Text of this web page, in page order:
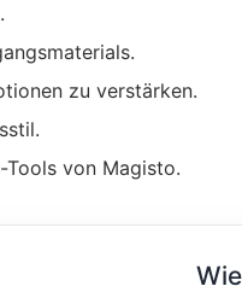
zu verstärken.
Tools von Magisto.